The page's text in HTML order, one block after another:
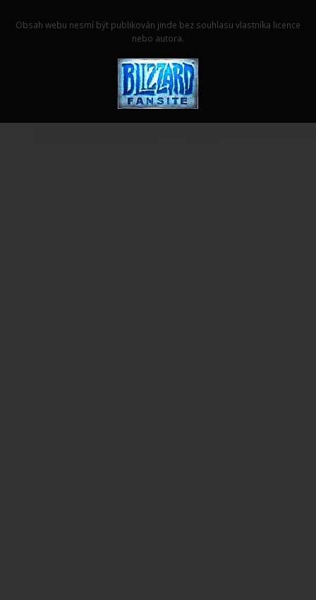
Obsah webu nesmí být publikován jinde bez souhlasu vlastníka licence
nebo autora.